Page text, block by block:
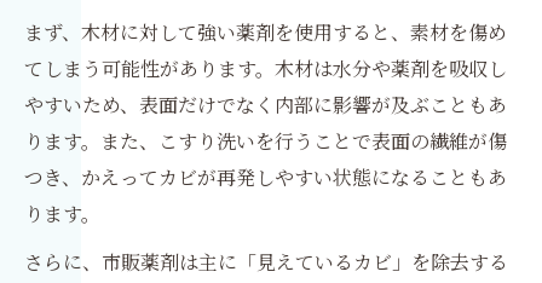
まず、木材に対して強い薬剤を使用すると、素材を傷め
てしまう可能性があります。木材は水分や薬剤を吸収し
やすいため、表面だけでなく内部に影響が及ぶこともあ
ります。また、こすり洗いを行うことで表面の繊維が傷
つき、かえってカビが再発しやすい状態になることもあ
ります。
さらに、市販薬剤は主に「見えているカビ」を除去する